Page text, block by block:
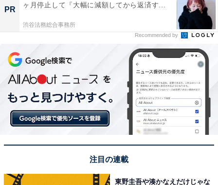
族全員がハマっている」などのコメントが寄せられまし
た。
＞次のページ：5位までの全ランキング結果を見る
※回答者のコメントは原文ママです
この記事の筆者：サイトウイサム（ナレッジ・リンクス
編集部）
「話題のスイーツは必ず食す！」がモットー。
PR
ヶ月停止して『大幅に減額してから返済す...
渋谷法務総合事務所
Recommended by
注目の連載
東野圭吾や湊かなえだけじゃな